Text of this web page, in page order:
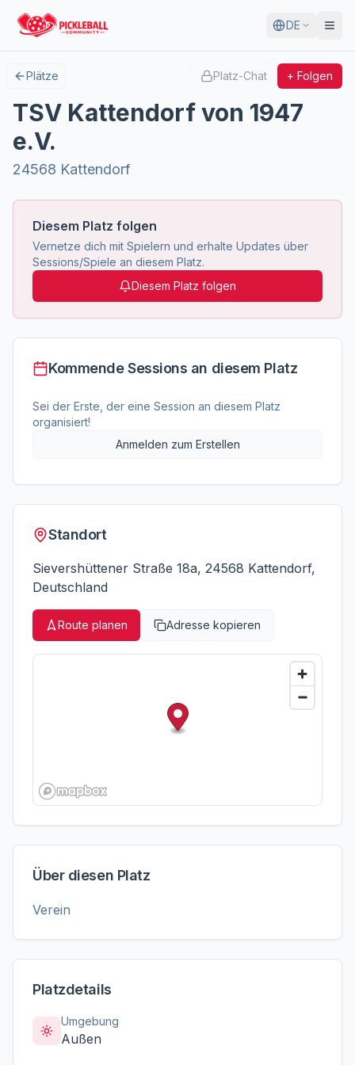
DE
Plätze Platz-Chat + Folgen
TSV Kattendorf von 1947
e.V.
24568 Kattendorf
Diesem Platz folgen
Vernetze dich mit Spielern und erhalte Updates über
Sessions/Spiele an diesem Platz.
Diesem Platz folgen
Kommende Sessions an diesem Platz
Sei der Erste, der eine Session an diesem Platz
organisiert!
Anmelden zum Erstellen
Standort
Sievershüttener Straße 18a, 24568 Kattendorf,
Deutschland
Route planen Adresse kopieren
Über diesen Platz
Verein
Platzdetails
Umgebung
Außen